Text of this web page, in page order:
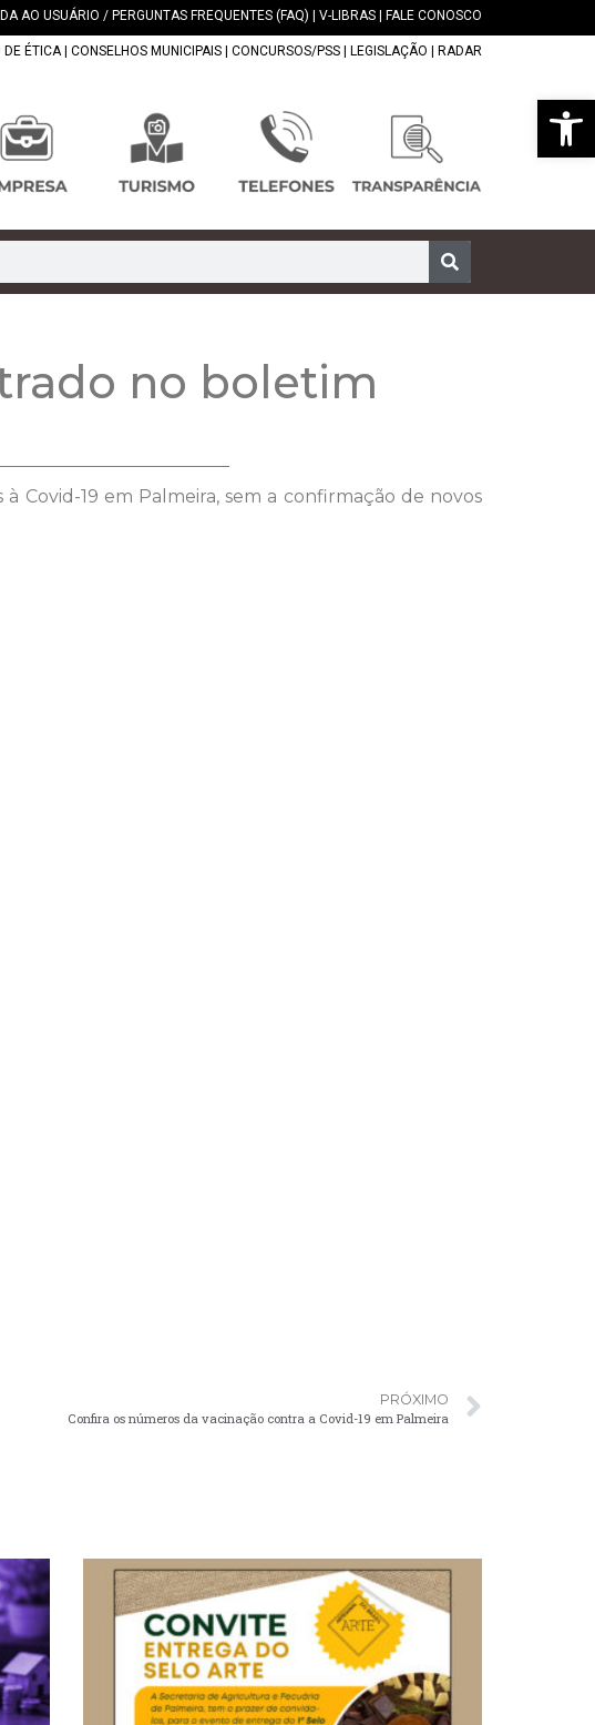
Abrir
AO USUÁRIO / PERGUNTAS FREQUENTES (FAQ) V-LIBRAS FALE CONOSCO
DE ÉTICA| CONSELHOS MUNICIPAIS CONCURSOS/PSS LEGISLAÇÃO RADAR
no boletim
Covid-19 em Palmeira, sem a confirmação de novos
PRÓXIMO
Confira os números da vacinação contra a Covid-19 em Palmeira